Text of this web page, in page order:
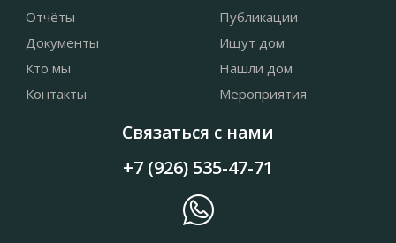
Отчёты
Документы
Кто мы
Контакты
Публикации
Ищут дом
Нашли дом
Мероприятия
Связаться с нами
+7 (926) 535-47-71